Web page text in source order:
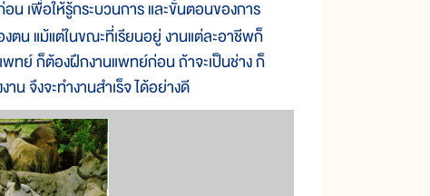
เพื่อให้รู้กระบวนการ และขั้นตอนของการ
ตน แม้แต่ในขณะที่เรียนอยู่ งานแต่ละอาชีพก็
ทย์ ก็ต้องฝึกงานแพทย์ก่อน ถ้าจะเป็นช่าง ก็
จึงจะทำงานสำเร็จ ได้อย่างดี